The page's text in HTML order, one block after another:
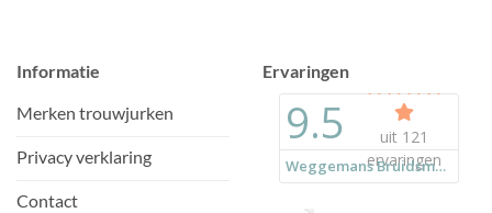
Informatie
Merken trouwjurken
Privacy verklaring
Contact
Ervaringen